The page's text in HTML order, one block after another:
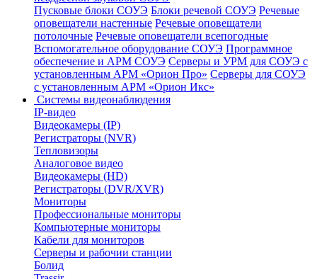
Пусковые блоки СОУЭ Блоки речевой СОУЭ Речевые
оповещатели настенные Речевые оповещатели
потолочные Речевые оповещатели всепогодные
Вспомогательное оборудование СОУЭ Программное
обеспечение и АРМ СОУЭ Серверы и УРМ для СОУЭ с
установленным АРМ «Орион Про» Серверы для СОУЭ
с установленным АРМ «Орион Икс»
Системы видеонаблюдения
IP-видео
Видеокамеры (IP)
Регистраторы (NVR)
Тепловизоры
Аналоговое видео
Видеокамеры (HD)
Регистраторы (DVR/XVR)
Мониторы
Профессиональные мониторы
Компьютерные мониторы
Кабели для мониторов
Серверы и рабочии станции
Болид